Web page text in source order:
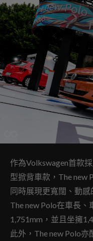
作為Volkswagen首款
型掀背車款，The new
同時展現更寬闊、動感
The new Polo在車長
1,751mm，並且坐擁
此外，The new Polo